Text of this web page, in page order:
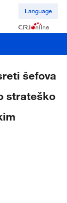
Language
šefova
strateško